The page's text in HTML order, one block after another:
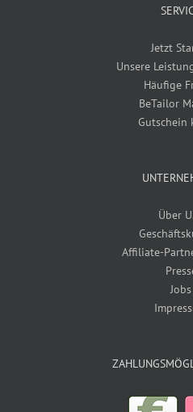
Jetzt
Unsere
Häufige
BeTailor
Gutschein
Über
Affiliate-
Jobs